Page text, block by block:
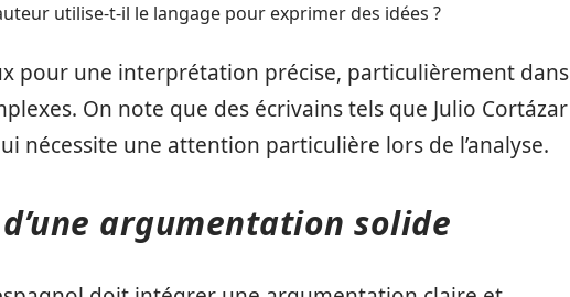
utilise-t-il le langage pour exprimer des idées ?
pour une interprétation précise, particulièrement dans
On note que des écrivains tels que Julio Cortázar
nécessite une attention particulière lors de l’analyse.
argumentation solide